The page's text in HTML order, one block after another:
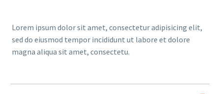
Lorem ipsum dolor sit amet, consectetur adipisicing elit,
sed do eiusmod tempor incididunt ut labore et dolore
magna aliqua sit amet, consectetu.